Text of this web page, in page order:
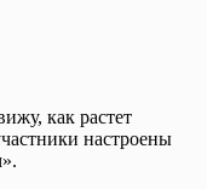
как растет
настроены